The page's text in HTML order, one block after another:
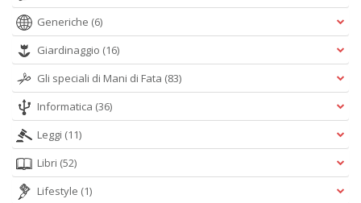
Generiche (6)
Giardinaggio (16)
Gli speciali di Mani di Fata (83)
Informatica (36)
Leggi (11)
Libri (52)
Lifestyle (1)